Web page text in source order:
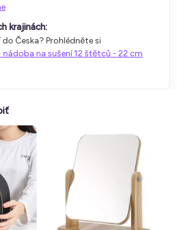
krajinách:
Česka? Prohlédněte si
na sušení 12 štětců - 22 cm